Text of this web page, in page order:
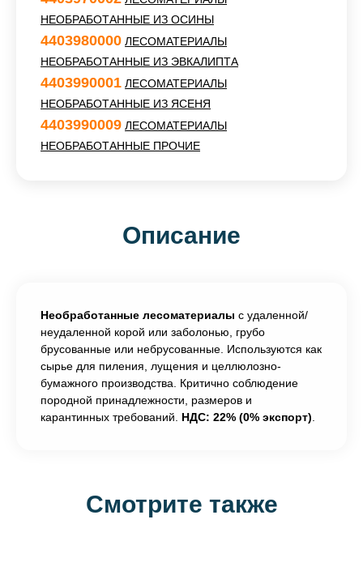
НЕОБРАБОТАННЫЕ ИЗ ОСИНЫ
4403980000 ЛЕСОМАТЕРИАЛЫ
НЕОБРАБОТАННЫЕ ИЗ ЭВКАЛИПТА
4403990001 ЛЕСОМАТЕРИАЛЫ
НЕОБРАБОТАННЫЕ ИЗ ЯСЕНЯ
4403990009 ЛЕСОМАТЕРИАЛЫ
НЕОБРАБОТАННЫЕ ПРОЧИЕ
Описание
Необработанные лесоматериалы с удаленной/
неудаленной корой или заболонью, грубо
брусованные или небрусованные. Используются как
сырье для пиления, лущения и целлюлозно-
бумажного производства. Критично соблюдение
породной принадлежности, размеров и
карантинных требований. НДС: 22% (0% экспорт)
Смотрите также